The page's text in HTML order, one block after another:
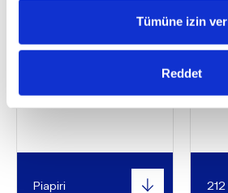
Tümüne izin ver
Reddet
Piapiri 212